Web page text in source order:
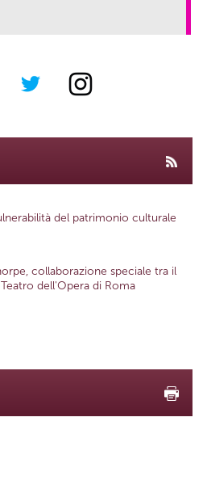
del patrimonio culturale
collaborazione speciale tra il
dell'Opera di Roma